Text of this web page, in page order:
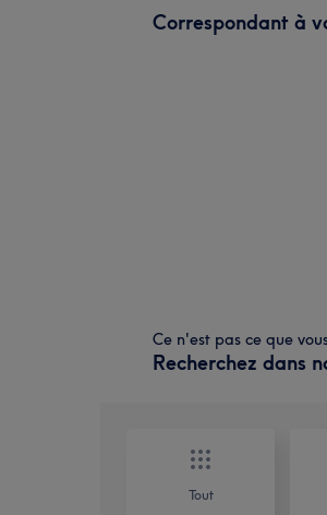
Correspondant à
Ce n'est pas ce que
Recherchez dans
Tout